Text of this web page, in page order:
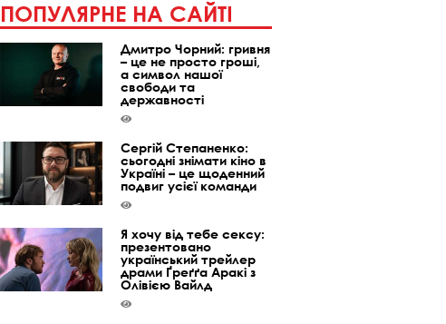
ПОПУЛЯРНЕ НА САЙТІ
Дмитро Чорний: гривня
– це не просто гроші,
а символ нашої
свободи та
державності
Сергій Степаненко:
сьогодні знімати кіно в
Україні – це щоденний
подвиг усієї команди
Я хочу від тебе сексу:
презентовано
український трейлер
драми Ґреґґа Аракі з
Олівією Вайлд